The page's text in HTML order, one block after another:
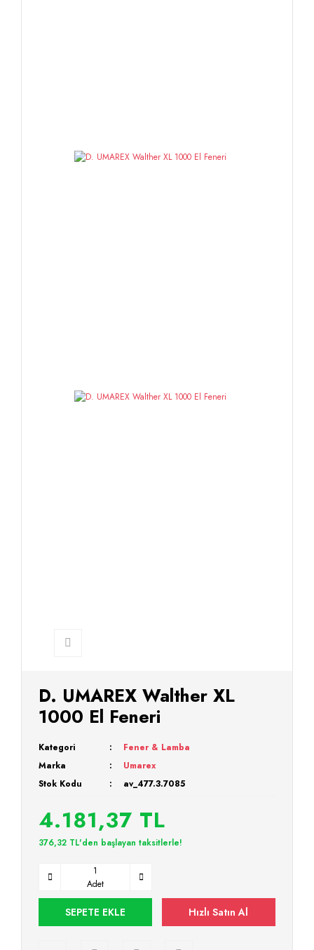
D. UMAREX Walther XL
1000 El Feneri
Kategori
Fener & Lamba
Marka
Umarex
Stok Kodu
av_477.3.7085
4.181,37 TL
376,32 TL'den başlayan taksitlerle!
Adet
SEPETE EKLE Hızlı Satın Al